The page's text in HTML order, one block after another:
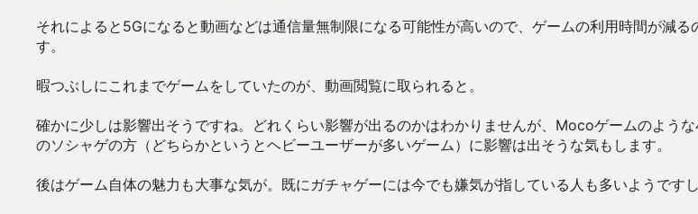
それによると5Gになると動画などは通信量無制限になる可能性が高いので、ゲームの利用時間が減る
す。
暇つぶしにこれまでゲームをしていたのが、動画閲覧に取られると。
確かに少しは影響出そうですね。どれくらい影響が出るのかはわかりませんが、Mocoゲームのよう
のソシャゲの方（どちらかというとヘビーユーザーが多いゲーム）に影響は出そうな気もします。
後はゲーム自体の魅力も大事な気が。既にガチャゲーには今でも嫌気が指している人も多いようですし